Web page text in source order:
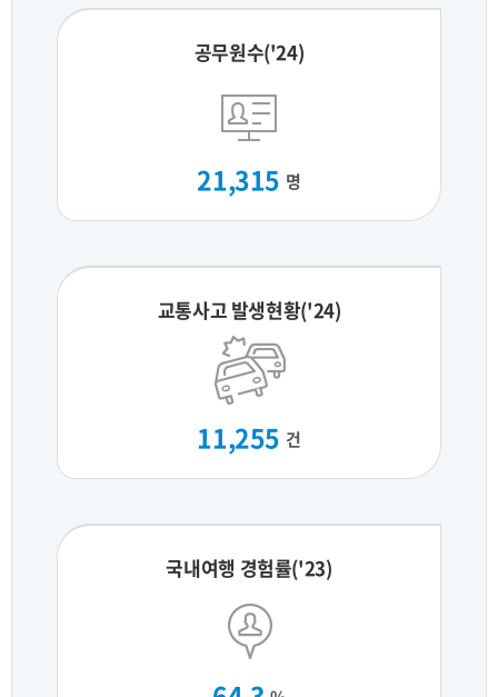
공무원수('24)
21,315 명
교통사고 발생현황('24)
11,255 건
국내여행 경험률('23)